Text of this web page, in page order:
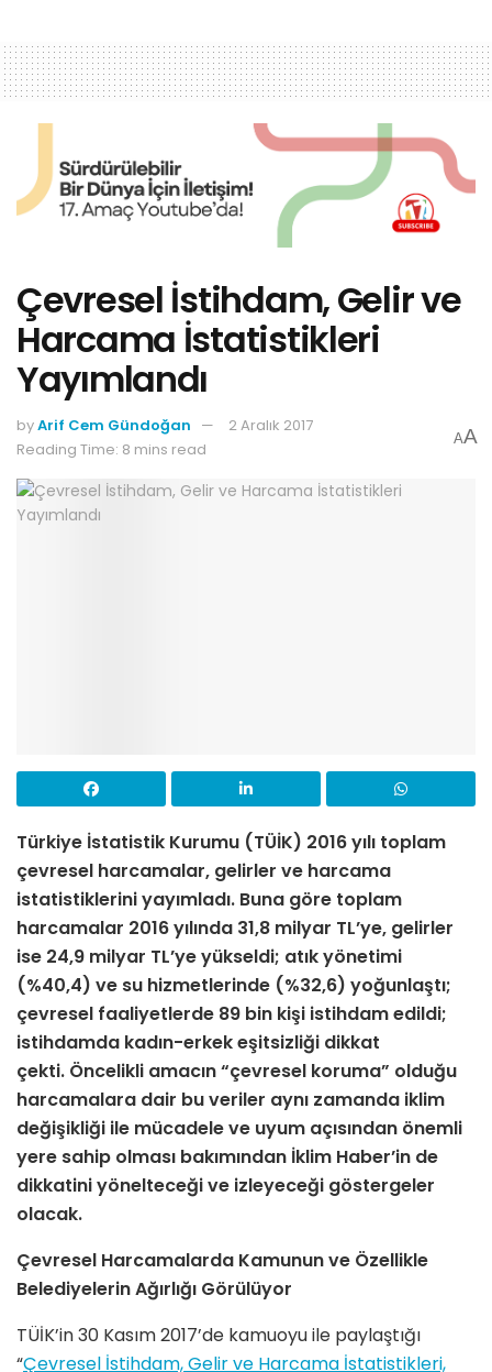
Çevresel İstihdam, Gelir ve
Harcama İstatistikleri
Yayımlandı
byArif Cem Gündoğan
2 Aralık 2017
Reading Time: 8 mins read
AA
Türkiye İstatistik Kurumu (TÜİK) 2016 yılı toplam
çevresel harcamalar, gelirler ve harcama
istatistiklerini yayımladı. Buna göre toplam
harcamalar 2016 yılında 31,8 milyar TL’ye, gelirler
ise 24,9 milyar TL’ye yükseldi; atık yönetimi
(%40,4) ve su hizmetlerinde (%32,6) yoğunlaştı;
çevresel faaliyetlerde 89 bin kişi istihdam edildi;
istihdamda kadın-erkek eşitsizliği dikkat
çekti. Öncelikli amacın “çevresel koruma” olduğu
harcamalara dair bu veriler aynı zamanda iklim
değişikliği ile mücadele ve uyum açısından önemli
yere sahip olması bakımından İklim Haber’in de
dikkatini yönelteceği ve izleyeceği göstergeler
olacak.
Çevresel Harcamalarda Kamunun ve Özellikle
Belediyelerin Ağırlığı Görülüyor
TÜİK’in 30 Kasım 2017’de kamuoyu ile paylaştığı
“Çevresel İstihdam, Gelir ve Harcama İstatistikleri,